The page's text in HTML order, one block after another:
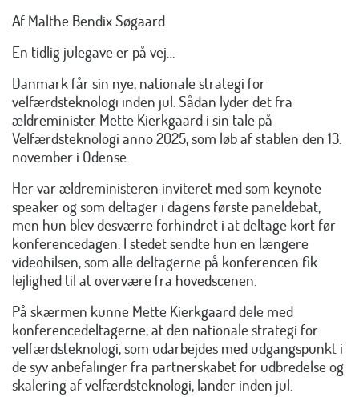
Af Malthe Bendix Søgaard
En tidlig julegave er på vej…
Danmark får sin nye, nationale strategi for
velfærdsteknologi inden jul. Sådan lyder det fra
ældreminister Mette Kierkgaard i sin tale på
Velfærdsteknologi anno 2025, som løb af stablen den 13.
november i Odense.
Her var ældreministeren inviteret med som keynote
speaker og som deltager i dagens første paneldebat,
men hun blev desværre forhindret i at deltage kort før
konferencedagen. I stedet sendte hun en længere
videohilsen, som alle deltagerne på konferencen fik
lejlighed til at overvære fra hovedscenen.
På skærmen kunne Mette Kierkgaard dele med
konferencedeltagerne, at den nationale strategi for
velfærdsteknologi, som udarbejdes med udgangspunkt i
de syv anbefalinger fra partnerskabet for udbredelse og
skalering af velfærdsteknologi, lander inden jul.